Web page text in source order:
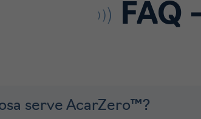
FAQ
serve AcarZero™?